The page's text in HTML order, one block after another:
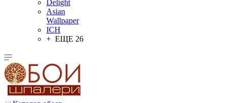
Delight
Asian
Wallpaper
ICH
+ ЕЩЕ 26